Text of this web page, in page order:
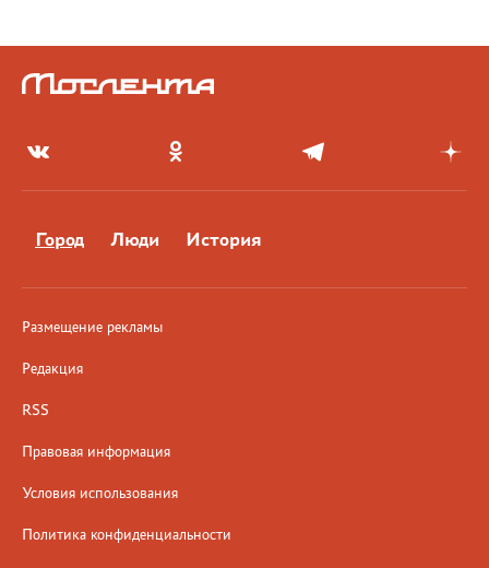
Город Люди История
Размещение рекламы
Редакция
RSS
Правовая информация
Условия использования
Политика конфиденциальности